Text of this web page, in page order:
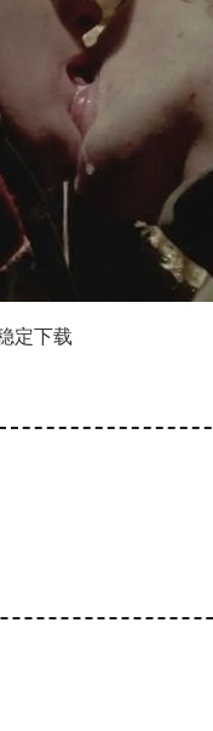
定下载